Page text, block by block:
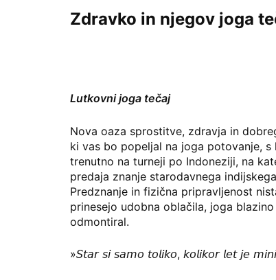
Zdravko in njegov joga
Lutkovni joga tečaj
Nova oaza sprostitve, zdravja in
ki vas bo popeljal na joga potovanje,
trenutno na turneji po Indoneziji, na
predaja znanje starodavnega
Predznanje in fizična pripravljenost
prinesejo udobna oblačila, joga
odmontiral.
»𝘚𝘵𝘢𝘳 𝘴𝘪 𝘴𝘢𝘮𝘰 𝘵𝘰𝘭𝘪𝘬𝘰, 𝘬𝘰𝘭𝘪𝘬𝘰𝘳 𝘭𝘦𝘵 𝘫𝘦